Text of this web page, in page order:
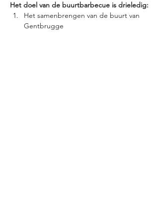
Het doel van de buurtbarbecue is drieledig:
Het samenbrengen van de buurt van
Gentbrugge